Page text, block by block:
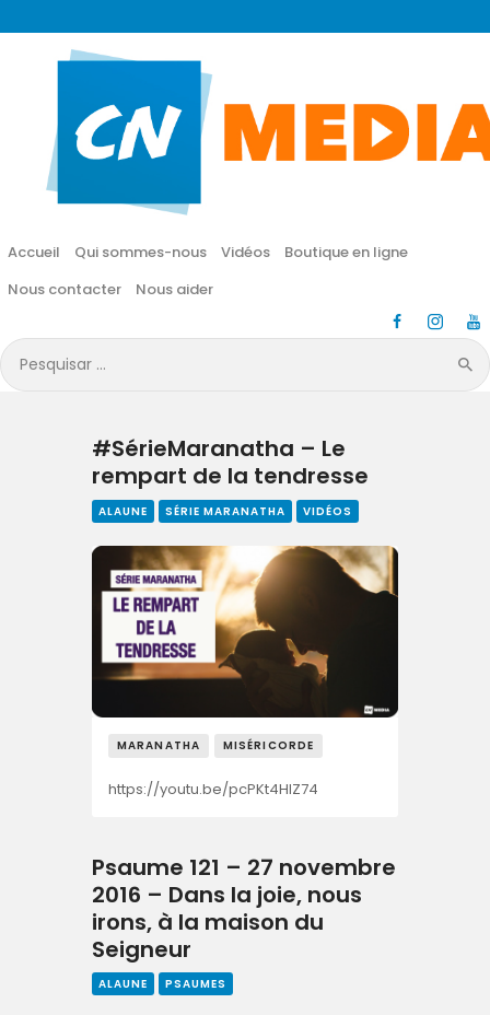
Accueil Qui sommes-nous Vidéos
Boutique en ligne
Nous contacter
Nous aider
Pesquisar
por:
CN MÉDIA
Une vie nouvelle en JESUS !
Accueil
Vidéos
Boutique en ligne
Nous aider
#SérieMaranatha – Le
rempart de la tendresse
ALAUNE SÉRIE MARANATHA VIDÉOS
MARANATHA MISÉRICORDE
https://youtu.be/pcPKt4HIZ74
Psaume 121 – 27 novembre
2016 – Dans la joie, nous
irons, à la maison du
Seigneur
ALAUNE PSAUMES